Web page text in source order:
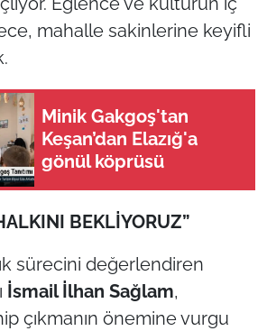
mahalle sakinlerine keyifli
Minik Gakgoş'tan
Keşan’dan Elazığ'a
gönül köprüsü
BEKLİYORUZ”
sürecini değerlendiren
İsmail İlhan Sağlam,
çıkmanın önemine vurgu